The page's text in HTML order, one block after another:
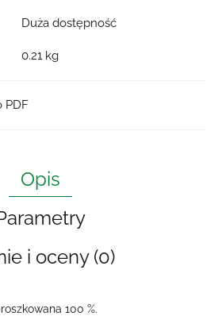
Duża dostępność
0.21 kg
PDF
Opis
i oceny (0)
100 %.